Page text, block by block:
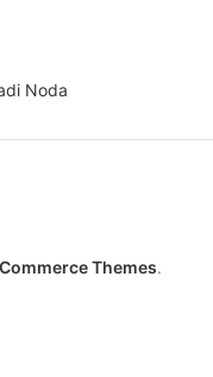
Noda
Themes.